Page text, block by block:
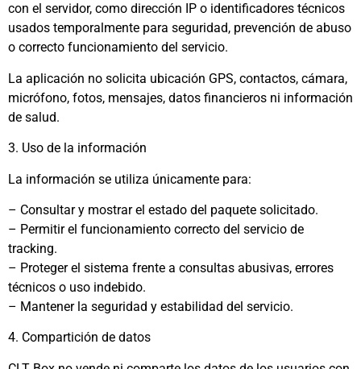
con el servidor, como dirección IP o identificadores técnicos
usados temporalmente para seguridad, prevención de abuso
o correcto funcionamiento del servicio.
La aplicación no solicita ubicación GPS, contactos, cámara,
micrófono, fotos, mensajes, datos financieros ni información
de salud.
3. Uso de la información
La información se utiliza únicamente para:
– Consultar y mostrar el estado del paquete solicitado.
– Permitir el funcionamiento correcto del servicio de
tracking.
– Proteger el sistema frente a consultas abusivas, errores
técnicos o uso indebido.
– Mantener la seguridad y estabilidad del servicio.
4. Compartición de datos